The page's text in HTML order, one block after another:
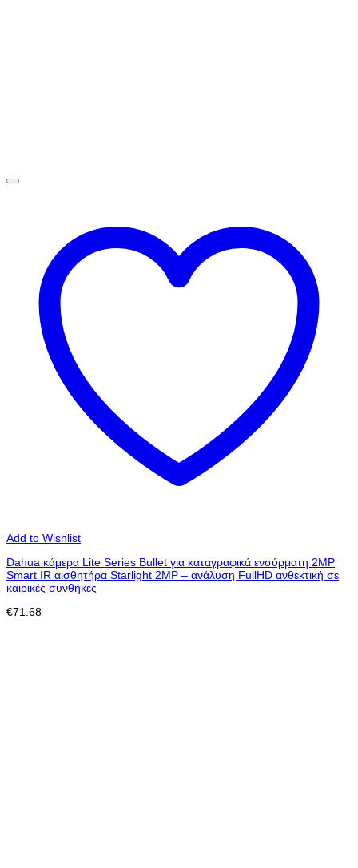
Add to Wishlist
Dahua κάμερα Lite Series Bullet για καταγραφικά ενσύρματη 2MP
Smart IR αισθητήρα Starlight 2MP – ανάλυση FullHD ανθεκτική σε
καιρικές συνθήκες
€71.68